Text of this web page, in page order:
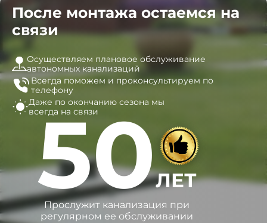
После монтажа остаемся на
связи
Осуществляем плановое обслуживание
автономных канализаций
Всегда поможем и проконсультируем по
телефону
Даже по окончанию сезона мы
всегда на связи
50ЛЕТ
Прослужит канализация при
регулярном ее обслуживании